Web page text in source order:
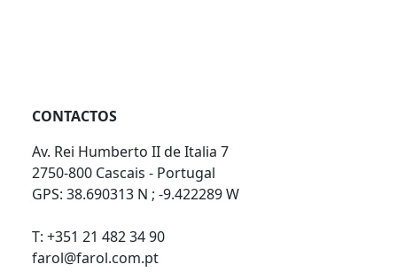
CONTACTOS
Av. Rei Humberto II de Italia 7
2750-800 Cascais - Portugal
GPS: 38.690313 N ; -9.422289 W
T: +351 21 482 34 90
farol@farol.com.pt